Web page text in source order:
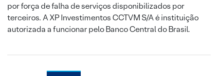
por força de falha de serviços disponibilizados por
terceiros. A XP Investimentos CCTVM S/A é instituição
autorizada a funcionar pelo Banco Central do Brasil.